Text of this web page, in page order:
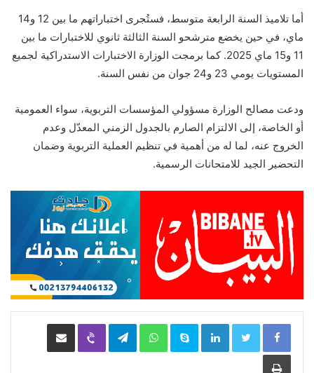
أما تلاميذ السنة الرابعة متوسط، فستُجرى اختباراتهم ما بين 12 و14
ماي، في حين يخضع مترشحو السنة الثالثة ثانوي للاختبارات ما بين
11 و15 ماي 2025. كما برمجت الوزارة الاختبارات الاستدراكية لجميع
المستويات يومي 23 و24 جوان من نفس السنة.
ودعت مصالح الوزارة مسؤولي المؤسسات التربوية، سواء العمومية
أو الخاصة، إلى الالتزام الصارم بالجدول الزمني المعدّل وعدم
الخروج عنه، لما له من أهمية في تنظيم العملية التربوية وضمان
التحضير الجيد للامتحانات الرسمية.
LinkedIn
Skype
WhatsApp
Telegram
Viber مشاركة عبر البريد
طباعة